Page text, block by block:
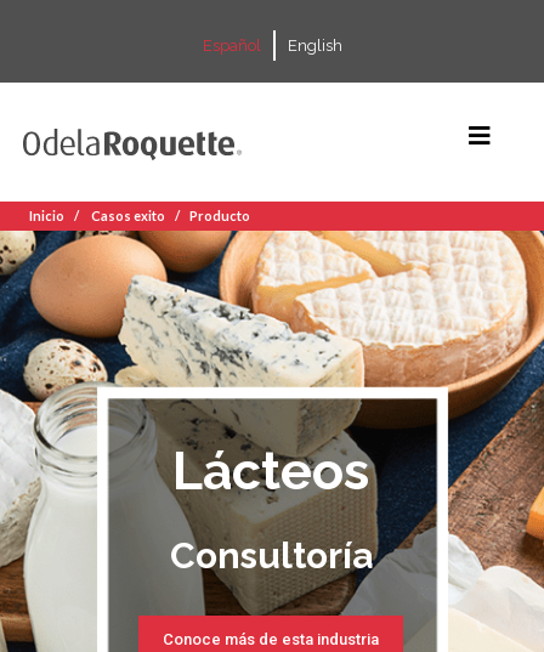
Español English
Inicio Casos exito Producto
Consultoría
Lácteos
Conoce más de esta industria